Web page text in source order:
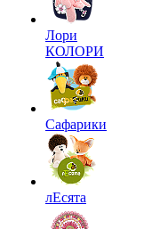
Лори
КОЛОРИ
Сафарики
лЕсята